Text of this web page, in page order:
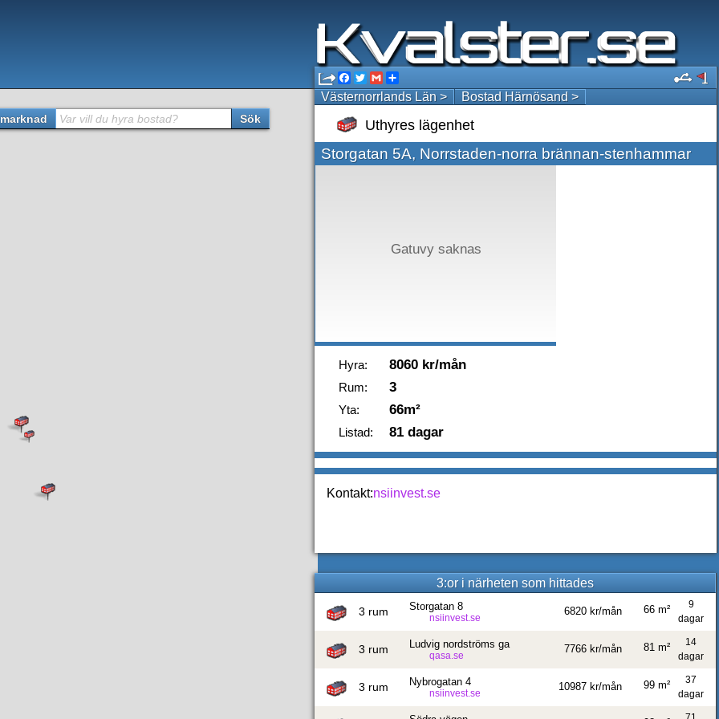
Facebook
TwitterGmail
Västernorrlands Län >
Bostad Härnösand >
Uthyres lägenhet
Storgatan 5A, Norrstaden-norra brännan-stenhammar
Gatuvy saknas
Hyra: 8060 kr/mån
Rum: 3
Yta: 66m²
Listad: 81 dagar
Kontakt:nsiinvest.se
3:or i närheten som hittades
3 rum Storgatan 8
nsiinvest.se
6820 kr/mån
9
dagar
66 m²
3 rum Ludvig nordströms ga
qasa.se
7766 kr/mån
14
dagar
81 m²
3 rum Nybrogatan 4
nsiinvest.se
10987 kr/mån
37
dagar
99 m²
Var vill du hyra bostad? Sök